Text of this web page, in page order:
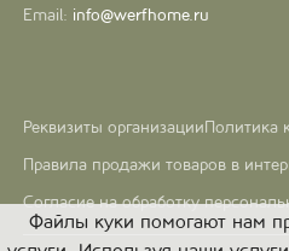
Email: info@werfhome.ru
Реквизиты организации Политика
Правила продажи товаров в
Согласие на обработку
Файлы куки помогают нам